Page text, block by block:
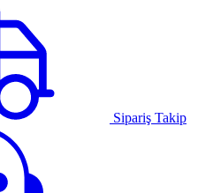
Sipariş Takip